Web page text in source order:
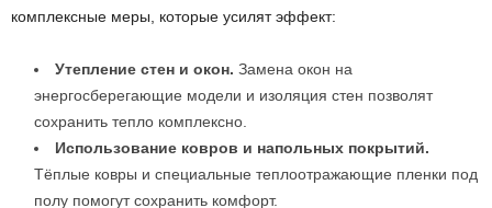
комплексные меры, которые усилят эффект:
Утепление стен и окон. Замена окон на
энергосберегающие модели и изоляция стен позволят
сохранить тепло комплексно.
Использование ковров и напольных покрытий.
Тёплые ковры и специальные теплоотражающие пленки под
полу помогут сохранить комфорт.